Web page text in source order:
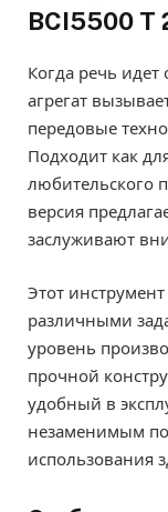
BCI5500 T
Когда речь идет
агрегат
передовые
Подходит как
любительского
версия
заслуживают
Этот инструмент
различными
уровень
прочной
удобный в
незаменимым
использования